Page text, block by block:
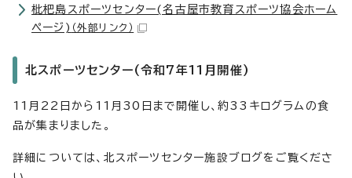
枇杷島スポーツセンター(名古屋市教育スポーツ協会ホーム
ページ) （外部リンク）
北スポーツセンター(令和7年11月開催)
11月22日から11月30日まで開催し、約33キログラムの食
品が集まりました。
詳細については、北スポーツセンター施設ブログをご覧くださ